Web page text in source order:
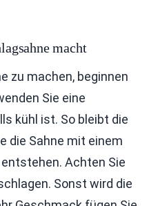
macht
zu machen, beginnen
Sie eine
kühl ist. So bleibt die
die Sahne mit einem
Achten Sie
Sonst wird die